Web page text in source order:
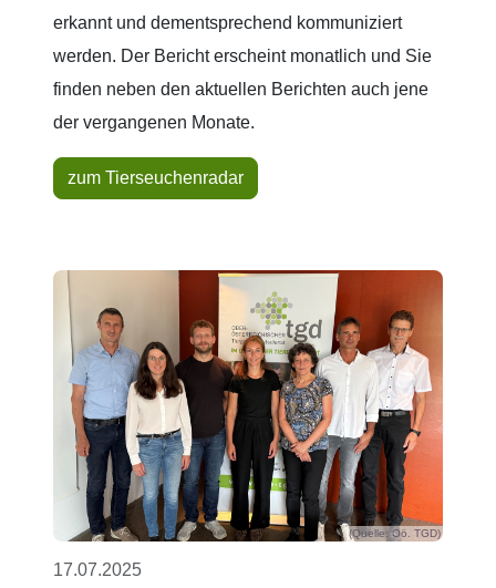
erkannt und dementsprechend kommuniziert
werden. Der Bericht erscheint monatlich und Sie
finden neben den aktuellen Berichten auch jene
der vergangenen Monate.
zum Tierseuchenradar
(Quelle: Oö. TGD)
17.07.2025